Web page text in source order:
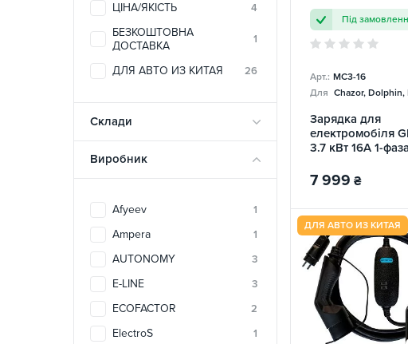
ЦІНА/ЯКІСТЬ 4
БЕЗКОШТОВНА
ДОСТАВКА
1
ДЛЯ АВТО ИЗ КИТАЯ 26
Склади
Виробник
Afyeev 1
Ampera 1
AUTONOMY 3
E-LINE 3
ECOFACTOR 2
ElectroS 1
Під
Арт.: MC3-16
Для Chazor, Dolphin,
Зарядка для
електромобіля
3.7 кВт 16А 1-
7 999 ₴
ДЛЯ АВТО ИЗ КИТАЯ